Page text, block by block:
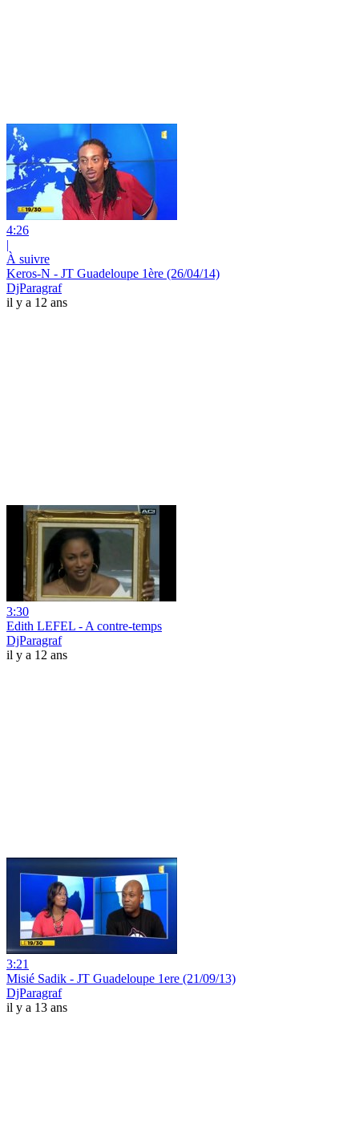
4:26
|
À suivre
Keros-N - JT Guadeloupe 1ère (26/04/14)
DjParagraf
il y a 12 ans
3:30
Edith LEFEL - A contre-temps
DjParagraf
il y a 12 ans
3:21
Misié Sadik - JT Guadeloupe 1ere (21/09/13)
DjParagraf
il y a 13 ans